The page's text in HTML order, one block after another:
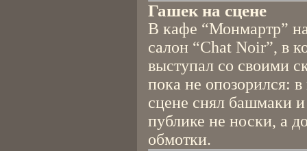
Гашек на сцене
В кафе “Монмартр”
салон “Chat Noir”, в
выступал со своими
пока не опозорился:
сцене снял башмаки
публике не носки, а
обмотки.